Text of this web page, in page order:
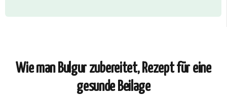
Wie man Bulgur zubereitet, Rezept für eine
gesunde Beilage